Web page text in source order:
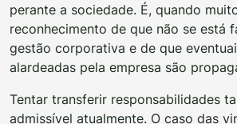
perante a sociedade. É, quando
reconhecimento de que não se está
gestão corporativa e de que
alardeadas pela empresa são
Tentar transferir responsabilidades
admissível atualmente. O caso das